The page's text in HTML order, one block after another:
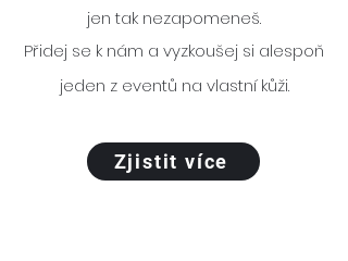
jen tak nezapomeneš.
Přidej se k nám a vyzkoušej si alespoň
jeden z eventů na vlastní kůži.
Zjistit více